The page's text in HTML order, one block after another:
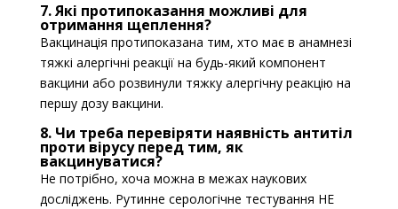
7. Які протипоказання можливі для
отримання щеплення?
Вакцинація протипоказана тим, хто має в анамнезі
тяжкі алергічні реакції на будь-який компонент
вакцини або розвинули тяжку алергічну реакцію на
першу дозу вакцини.
8. Чи треба перевіряти наявність антитіл
проти вірусу перед тим, як
вакцинуватися?
Не потрібно, хоча можна в межах наукових
досліджень. Рутинне серологічне тестування НЕ